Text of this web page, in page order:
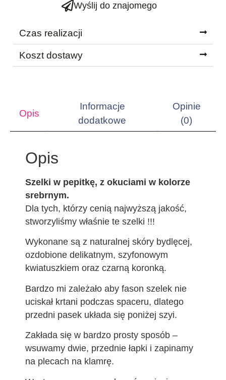
Wyślij do znajomego
Czas realizacji
Koszt dostawy
Opis
Informacje
dodatkowe
Opinie
(0)
Opis
Szelki w pepitkę, z okuciami w kolorze
srebrnym.
Dla tych, którzy cenią najwyższą jakość,
stworzyliśmy właśnie te szelki !!!
Wykonane są z naturalnej skóry bydlęcej,
ozdobione delikatnym, szyfonowym
kwiatuszkiem oraz czarną koronką.
Bardzo mi zależało aby fason szelek nie
uciskał krtani podczas spaceru, dlatego
przedni pasek układa się poniżej szyi.
Zakłada się w bardzo prosty sposób –
wsuwamy dwie, przednie łapki i zapinamy
na plecach na klamrę.